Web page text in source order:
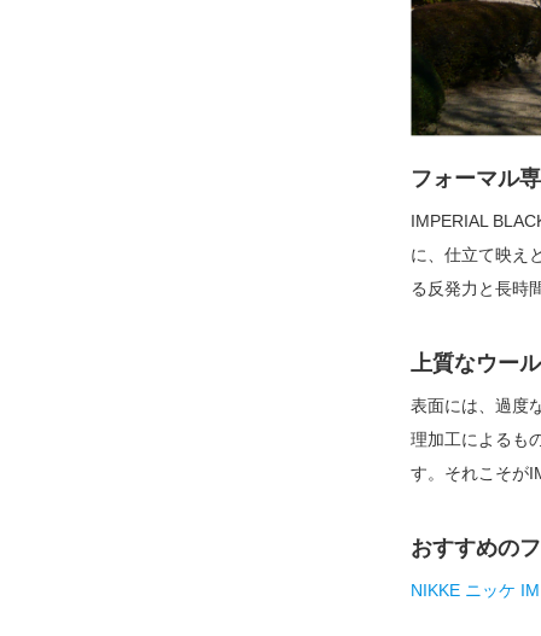
フォーマル
IMPERIAL
に、仕立て映え
る反発力と長時
上質なウー
表面には、過度
理加工によるも
す。それこそが
おすすめの
NIKKE ニッケ